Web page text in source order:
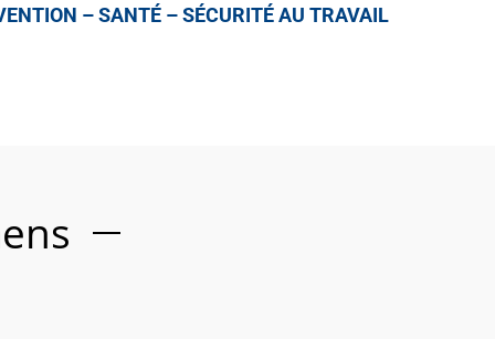
– SANTÉ – SÉCURITÉ AU TRAVAIL